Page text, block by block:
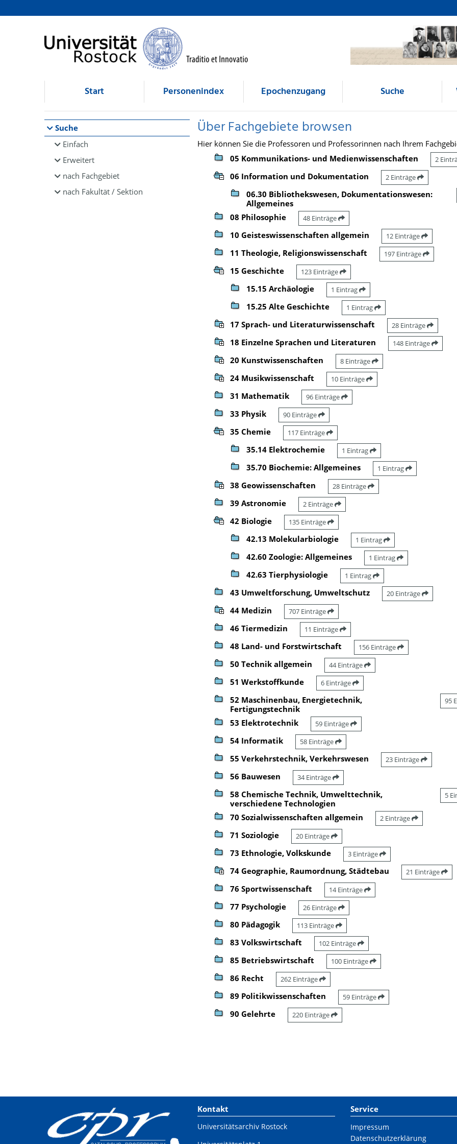
Browsen
direkt zum Inhalt
Start Personenindex Epochenzugang Suche
Suche
Einfach
Erweitert
nach Fachgebiet
nach Fakultät / Sektion
Über Fachgebiete browsen
Hier können Sie die Professoren und Professorinnen nach Ihrem
05 Kommunikations- und Medienwissenschaften
2
06 Information und Dokumentation 2 Einträge
06.30 Bibliothekswesen, Dokumentationswesen:
Allgemeines
08 Philosophie 48 Einträge
10 Geisteswissenschaften allgemein 12 Einträge
11 Theologie, Religionswissenschaft 197 Einträge
15 Geschichte 123 Einträge
15.15 Archäologie 1 Eintrag
15.25 Alte Geschichte 1 Eintrag
17 Sprach- und Literaturwissenschaft 28 Einträge
18 Einzelne Sprachen und Literaturen 148 Einträge
20 Kunstwissenschaften 8 Einträge
24 Musikwissenschaft 10 Einträge
31 Mathematik 96 Einträge
33 Physik 90 Einträge
35 Chemie 117 Einträge
35.14 Elektrochemie 1 Eintrag
35.70 Biochemie: Allgemeines 1 Eintrag
38 Geowissenschaften 28 Einträge
39 Astronomie 2 Einträge
42 Biologie 135 Einträge
42.13 Molekularbiologie 1 Eintrag
42.60 Zoologie: Allgemeines 1 Eintrag
42.63 Tierphysiologie 1 Eintrag
43 Umweltforschung, Umweltschutz 20 Einträge
44 Medizin 707 Einträge
46 Tiermedizin 11 Einträge
48 Land- und Forstwirtschaft 156 Einträge
50 Technik allgemein 44 Einträge
51 Werkstoffkunde 6 Einträge
52 Maschinenbau, Energietechnik,
Fertigungstechnik
95
53 Elektrotechnik 59 Einträge
54 Informatik 58 Einträge
55 Verkehrstechnik, Verkehrswesen 23 Einträge
56 Bauwesen 34 Einträge
58 Chemische Technik, Umwelttechnik,
verschiedene Technologien
5
70 Sozialwissenschaften allgemein 2 Einträge
71 Soziologie 20 Einträge
73 Ethnologie, Volkskunde 3 Einträge
74 Geographie, Raumordnung, Städtebau 21 Einträge
76 Sportwissenschaft 14 Einträge
77 Psychologie 26 Einträge
80 Pädagogik 113 Einträge
83 Volkswirtschaft 102 Einträge
85 Betriebswirtschaft 100 Einträge
86 Recht 262 Einträge
89 Politikwissenschaften 59 Einträge
90 Gelehrte 220 Einträge
Kontakt
Universitätsarchiv Rostock
Service
Impressum
Datenschutzerklärung